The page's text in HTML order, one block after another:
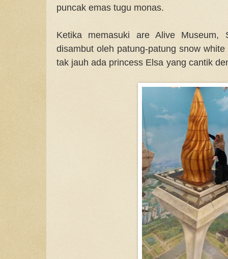
puncak emas tugu monas.
Ketika memasuki are Alive Museum,
disambut oleh patung-patung snow
tak jauh ada princess Elsa yang